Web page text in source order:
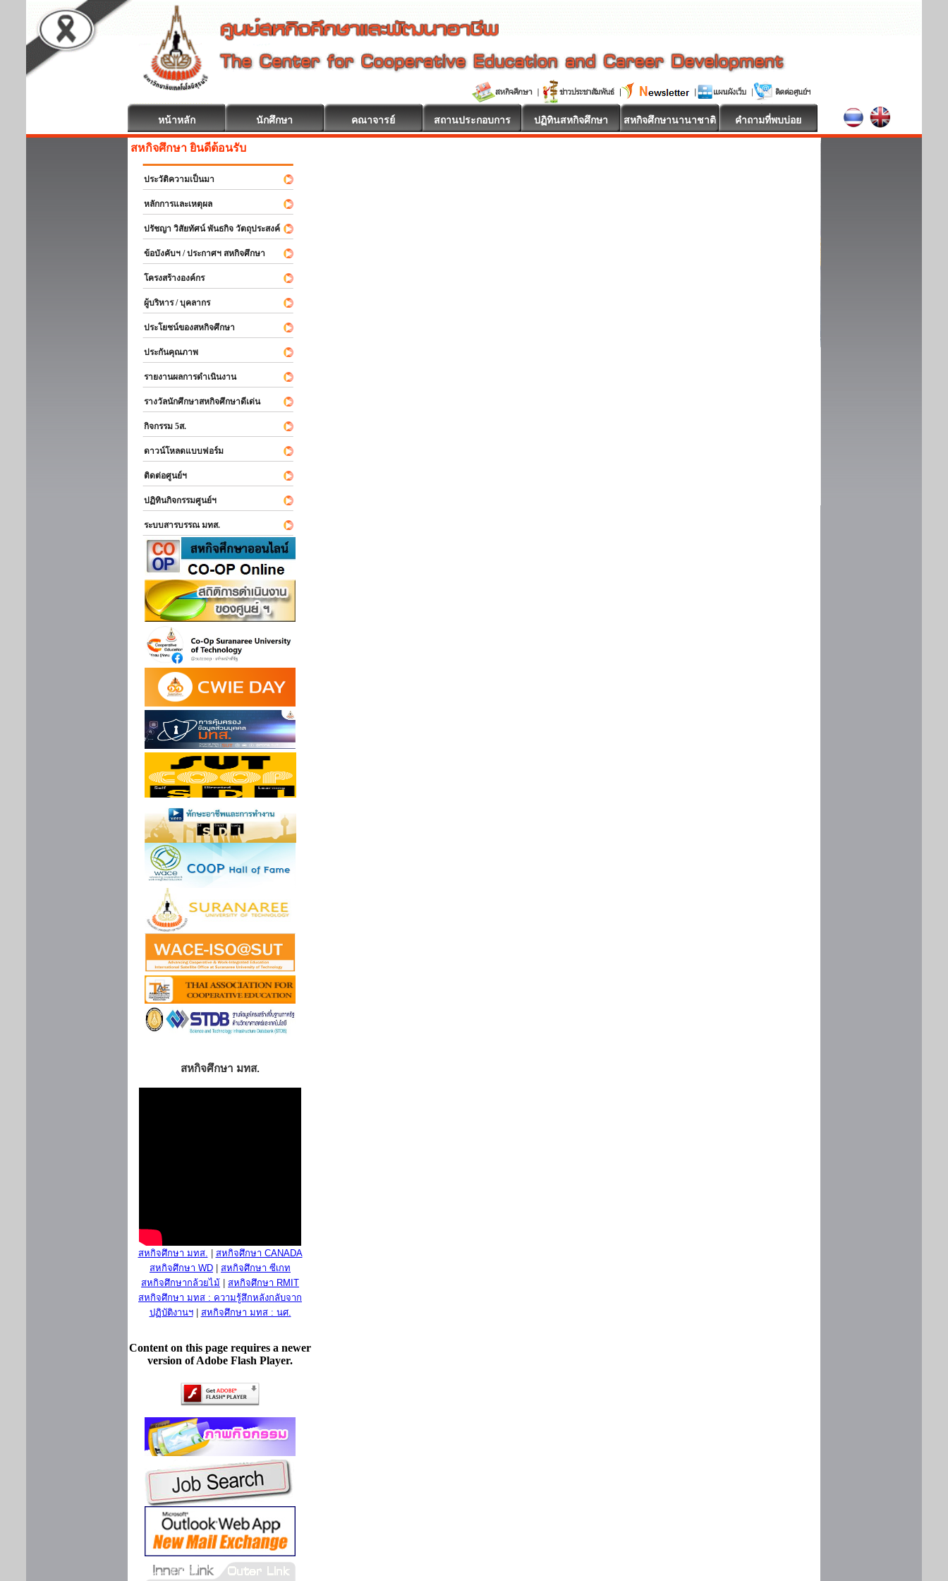
หน้าหลัก นักศึกษา คณาจารย์ สถานประกอบการ ปฏิทินสหกิจศึกษา สหกิจศึกษานานาชาติ คำถามที่พบบ่อย
สหกิจศึกษา ยินดีต้อนรับ
ประวัติความเป็นมา
หลักการและเหตุผล
ปรัชญา วิสัยทัศน์ พันธกิจ วัตถุประสงค์
ข้อบังคับฯ / ประกาศฯ สหกิจศึกษา
โครงสร้างองค์กร
ผู้บริหาร / บุคลากร
ประโยชน์ของสหกิจศึกษา
ประกันคุณภาพ
รายงานผลการดำเนินงาน
รางวัลนักศึกษาสหกิจศึกษาดีเด่น
กิจกรรม 5ส.
ดาวน์โหลดแบบฟอร์ม
ติดต่อศูนย์ฯ
ปฏิทินกิจกรรมศูนย์ฯ
ระบบสารบรรณ มทส.
สหกิจศึกษา มทส.
สหกิจศึกษา มทส.
สหกิจศึกษา CANADA
สหกิจศึกษา WD
สหกิจศึกษา ซีเกท
สหกิจศึกษากล้วยไม้
สหกิจศึกษา RMIT
สหกิจศึกษา มทส : ความรู้สึกหลังกลับจาก
ปฏิบัติงานฯ| สหกิจศึกษา มทส : นศ.
Content on this page requires a newer
version of Adobe Flash Player.